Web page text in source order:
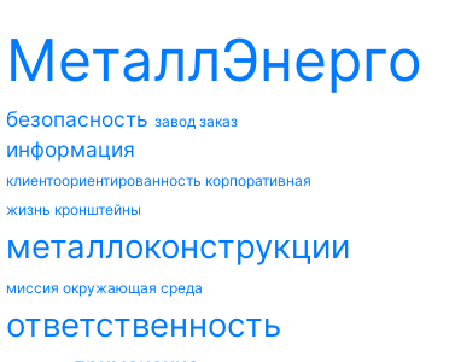
МеталлЭнерго
безопасность завод заказ
информация
клиентоориентированность корпоративная
жизнь кронштейны
металлоконструкции
миссия окружающая среда
ответственность